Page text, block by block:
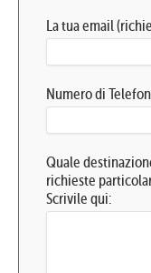
La tua email
Numero di
Quale
richieste
Scrivile qui: